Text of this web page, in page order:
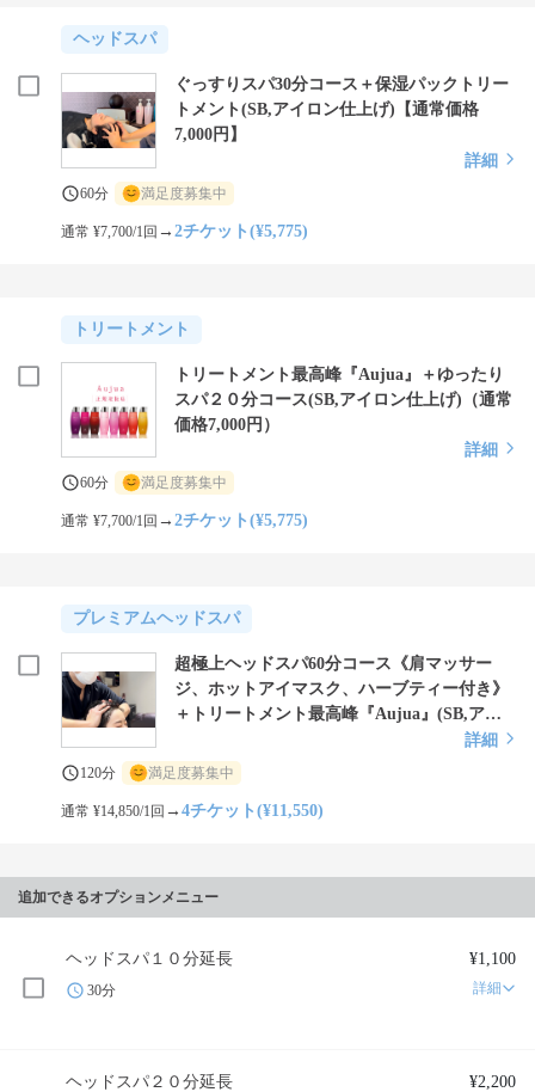
ヘッドスパ
ぐっすりスパ30分コース＋保湿パックトリー
トメント(SB,アイロン仕上げ)【通常価格
7,000円】
詳細
60分 満足度募集中
通常 ¥7,700/1回 →2チケット(¥5,775)
トリートメント
トリートメント最高峰『Aujua』＋ゆったり
スパ２０分コース(SB,アイロン仕上げ)（通常
価格7,000円）
詳細
60分 満足度募集中
通常 ¥7,700/1回 →2チケット(¥5,775)
プレミアムヘッドスパ
超極上ヘッドスパ60分コース《肩マッサー
ジ、ホットアイマスク、ハーブティー付き》
＋トリートメント最高峰『Aujua』(SB,アイ
詳細
120分 満足度募集中
通常 ¥14,850/1回 →4チケット(¥11,550)
追加できるオプションメニュー
ヘッドスパ１０分延長 ¥1,100
30分 詳細
ヘッドスパ２０分延長 ¥2,200